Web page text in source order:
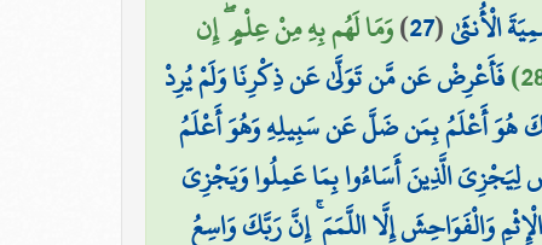
الْأُنثَىٰ(
27
)وَمَا لَهُم بِهِ مِنْ عِلْمٍ ۖ إِن
فَأَعْرِضْ عَن مَّن تَوَلَّىٰ عَن ذِكْرِنَا وَلَمْ يُرِدْ
هُوَ أَعْلَمُ بِمَن ضَلَّ عَن سَبِيلِهِ وَهُوَ أَعْلَمُ
لِيَجْزِيَ الَّذِينَ أَسَاءُوا بِمَا عَمِلُوا وَيَجْزِيَ
وَالْفَوَاحِشَ إِلَّا اللَّمَمَ ۚ إِنَّ رَبَّكَ وَاسِعُ